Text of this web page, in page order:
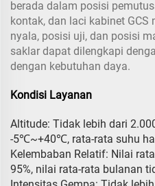
berada dalam posisi
kontak, dan laci kabinet
nyala, posisi uji, dan posisi
saklar dapat dilengkapi
dengan kebutuhan daya.
Kondisi Layanan
Altitude: Tidak lebih dari
-5℃~+40℃, rata-rata suhu
Kelembaban Relatif: Nilai
95%, nilai rata-rata bulanan